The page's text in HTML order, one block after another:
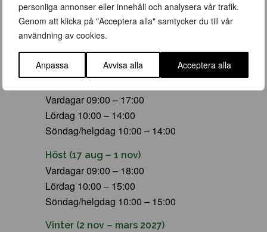
personliga annonser eller innehåll och analysera vår trafik.
Genom att klicka på "Acceptera alla" samtycker du till vår
användning av cookies.
Anpassa Avvisa alla Acceptera alla
Vår (23 mars – 28 juni)
Vardagar 09:00 – 19:00
Lördag 10:00 – 16:00
Söndag/helgdag 10:00 – 16:00
Vardagar 09:00 – 17:00
Lördag 10:00 – 14:00
Söndag/helgdag 10:00 – 14:00
Höst (17 aug – 1 nov)
Vardagar 09:00 – 18:00
Lördag 10:00 – 15:00
Söndag/helgdag 10:00 – 15:00
Vinter (2 nov – mars 2027)